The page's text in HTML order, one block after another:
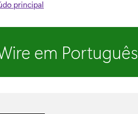
principal
em Português